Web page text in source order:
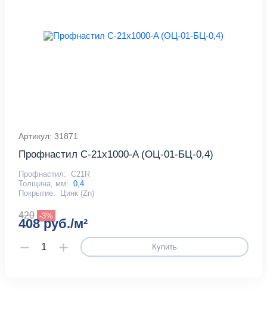
Артикул: 31871
Профнастил С-21x1000-A (ОЦ-01-БЦ-0,4)
Профнастил: С21R
Толщина, мм: 0,4
Покрытие:
Цинк (Zn)
420 -3%
408 руб./м²
Купить